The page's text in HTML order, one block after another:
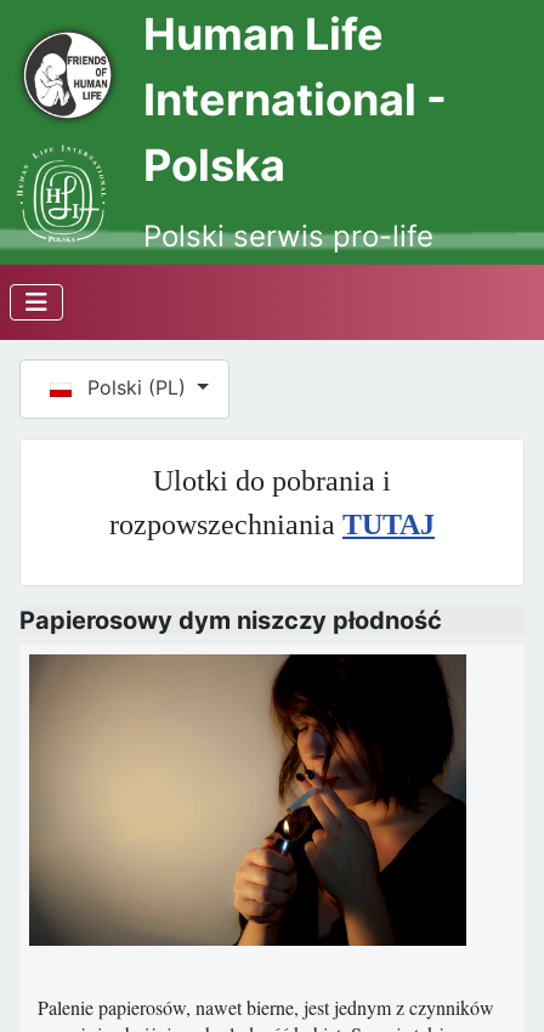
Human Life
International -
Polska
Polski serwis pro-life
Wybierz swój język
Polski (PL)
Ulotki do pobrania i
rozpowszechniania TUTAJ
Papierosowy dym niszczy płodność
Palenie papierosów, nawet bierne, jest jednym z czynników